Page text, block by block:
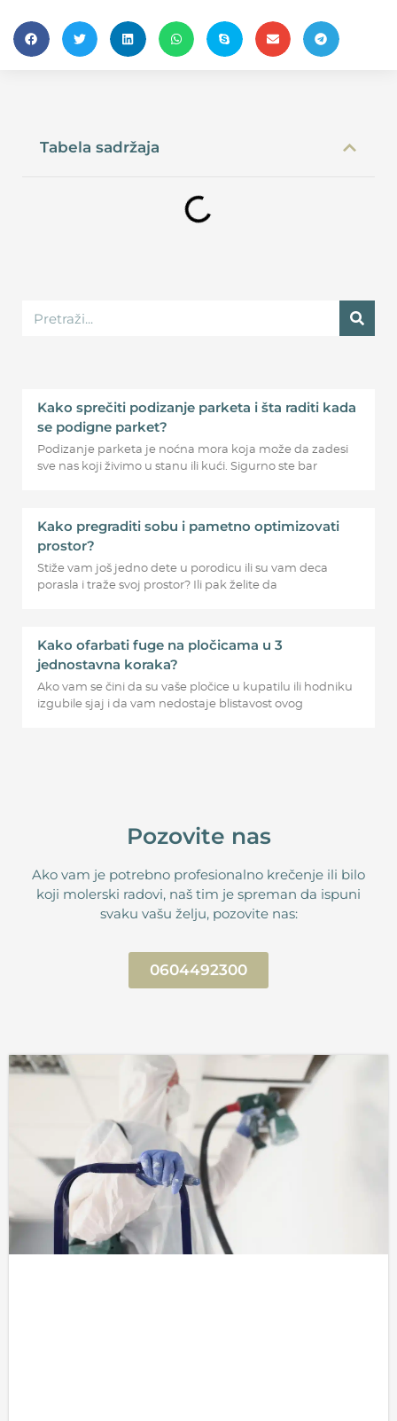
Tabela sadržaja
Kako sprečiti podizanje parketa i šta raditi kada
se podigne parket?
Podizanje parketa je noćna mora koja može da zadesi
sve nas koji živimo u stanu ili kući. Sigurno ste bar
Kako pregraditi sobu i pametno optimizovati
prostor?
Stiže vam još jedno dete u porodicu ili su vam deca
porasla i traže svoj prostor? Ili pak želite da
Kako ofarbati fuge na pločicama u 3
jednostavna koraka?
Ako vam se čini da su vaše pločice u kupatilu ili hodniku
izgubile sjaj i da vam nedostaje blistavost ovog
Pozovite nas
Ako vam je potrebno profesionalno krečenje ili bilo
koji molerski radovi, naš tim je spreman da ispuni
svaku vašu želju, pozovite nas:
0604492300